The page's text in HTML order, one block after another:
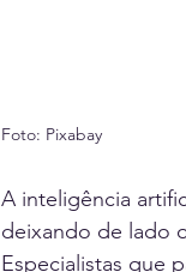
Foto: Pixabay
A inteligência
deixando de lado
Especialistas que